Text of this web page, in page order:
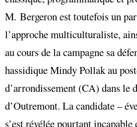
M. Bergeron est toutefois un
l’approche multiculturaliste,
au cours de la campagne sa
hassidique Mindy Pollak au
d’arrondissement (CA) dans le
d’Outremont. La candidate –
s’est révélée pourtant